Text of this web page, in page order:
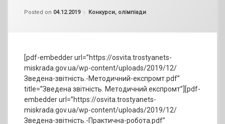
Posted on 04.12.2019
by
Categories:
Конкурси, олімпіади
[pdf-embedder url=”https://osvita.trostyanets-
miskrada.gov.ua/wp-content/uploads/2019/12/
Зведена-звітність.-Методичний-експромт.pdf”
title=”Зведена звітність. Методичний експромт”][pdf-
embedder url=”https://osvita.trostyanets-
miskrada.gov.ua/wp-content/uploads/2019/12/
Зведена-звітність.-Практична-робота.pdf”